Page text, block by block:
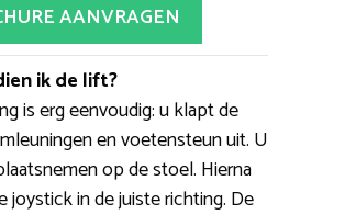
AANVRAGEN
ik de lift?
is erg eenvoudig: u klapt de
en voetensteun uit. U
op de stoel. Hierna
joystick in de juiste richting. De